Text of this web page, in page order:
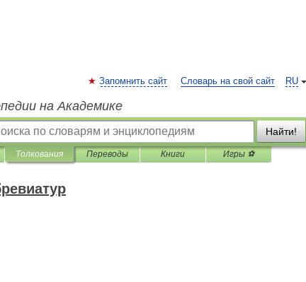
RU
Запомнить сайт Словарь на свой сайт
на Академике
Найти!
Толкования Переводы Книги Игры ⚽